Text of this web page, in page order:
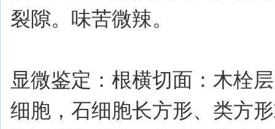
裂隙。味苦微辣。
显微鉴定：根横切面：木栓
细胞，石细胞长方形、类方